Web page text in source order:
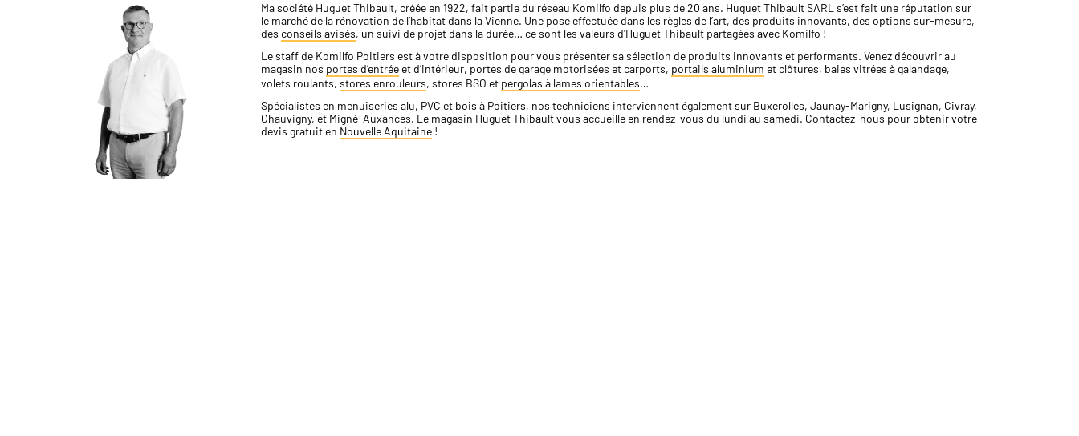
Ma société Huguet Thibault, créée en 1922, fait partie du réseau Komilfo depuis plus de 20 ans. Huguet Thibault SARL s’est fait une réputation sur
le marché de la rénovation de l’habitat dans la Vienne. Une pose effectuée dans les règles de l’art, des produits innovants, des options sur-mesure,
des conseils avisés, un suivi de projet dans la durée… ce sont les valeurs d'Huguet Thibault partagées avec Komilfo !
Le staff de Komilfo Poitiers est à votre disposition pour vous présenter sa sélection de produits innovants et performants. Venez découvrir au
magasin nos portes d’entréeet d’intérieur, portes de garage motorisées et carports, portails aluminium et clôtures, baies vitrées à galandage,
volets roulants, stores enrouleurs, stores BSO et pergolas à lames orientables…
Spécialistes en menuiseries alu, PVC et bois à Poitiers, nos techniciens interviennent également sur Buxerolles, Jaunay-Marigny, Lusignan, Civray,
Chauvigny, et Migné-Auxances. Le magasin Huguet Thibault vous accueille en rendez-vous du lundi au samedi. Contactez-nous pour obtenir votre
devis gratuit en Nouvelle Aquitaine!